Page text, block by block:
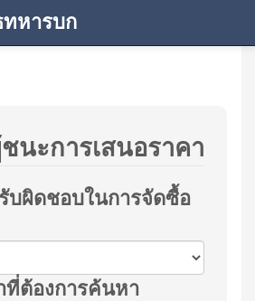
ทหารบก
นะการเสนอราคา
บผิดชอบในการจัดซื้อ
ที่ต้องการค้นหา